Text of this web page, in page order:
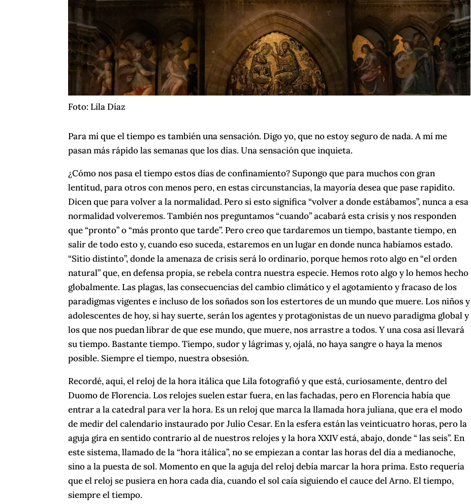
Foto: Lila Díaz
Para mí que el tiempo es también una sensación. Digo yo, que no estoy seguro de nada. A mí me
pasan más rápido las semanas que los días. Una sensación que inquieta.
¿Cómo nos pasa el tiempo estos días de confinamiento? Supongo que para muchos con gran
lentitud, para otros con menos pero, en estas circunstancias, la mayoría desea que pase rapidito.
Dicen que para volver a la normalidad. Pero si esto significa “volver a donde estábamos”, nunca a esa
normalidad volveremos. También nos preguntamos “cuando” acabará esta crisis y nos responden
que “pronto” o “más pronto que tarde”. Pero creo que tardaremos un tiempo, bastante tiempo, en
salir de todo esto y, cuando eso suceda, estaremos en un lugar en donde nunca habíamos estado.
“Sitio distinto”, donde la amenaza de crisis será lo ordinario, porque hemos roto algo en “el orden
natural” que, en defensa propia, se rebela contra nuestra especie. Hemos roto algo y lo hemos hecho
globalmente. Las plagas, las consecuencias del cambio climático y el agotamiento y fracaso de los
paradigmas vigentes e incluso de los soñados son los estertores de un mundo que muere. Los niños y
adolescentes de hoy, si hay suerte, serán los agentes y protagonistas de un nuevo paradigma global y
los que nos puedan librar de que ese mundo, que muere, nos arrastre a todos. Y una cosa así llevará
su tiempo. Bastante tiempo. Tiempo, sudor y lágrimas y, ojalá, no haya sangre o haya la menos
posible. Siempre el tiempo, nuestra obsesión.
Recordé, aquí, el reloj de la hora itálica que Lila fotografió y que está, curiosamente, dentro del
Duomo de Florencia. Los relojes suelen estar fuera, en las fachadas, pero en Florencia había que
entrar a la catedral para ver la hora. Es un reloj que marca la llamada hora juliana, que era el modo
de medir del calendario instaurado por Julio Cesar. En la esfera están las veinticuatro horas, pero la
aguja gira en sentido contrario al de nuestros relojes y la hora XXIV está, abajo, donde “ las seis”. En
este sistema, llamado de la “hora itálica”, no se empiezan a contar las horas del día a medianoche,
sino a la puesta de sol. Momento en que la aguja del reloj debía marcar la hora prima. Esto requería
que el reloj se pusiera en hora cada día, cuando el sol caía siguiendo el cauce del Arno. El tiempo,
siempre el tiempo.